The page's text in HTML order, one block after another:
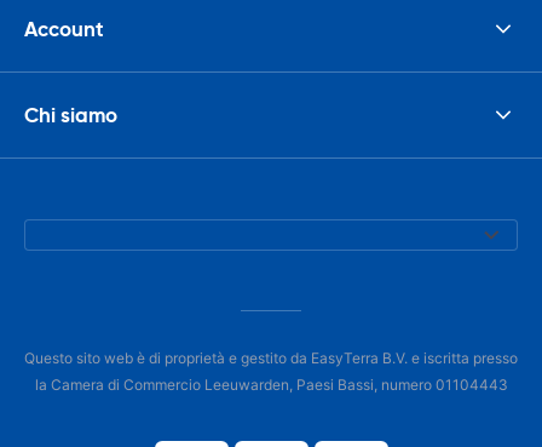
Account
Chi siamo
Questo sito web è di proprietà e gestito da EasyTerra B.V. e iscritta presso
la Camera di Commercio Leeuwarden, Paesi Bassi, numero 01104443